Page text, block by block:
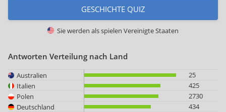
GESCHICHTE QUIZ
Sie werden als spielen Vereinigte Staaten
Antworten Verteilung nach Land
Australien
25
Italien
425
Polen
2730
Deutschland
434